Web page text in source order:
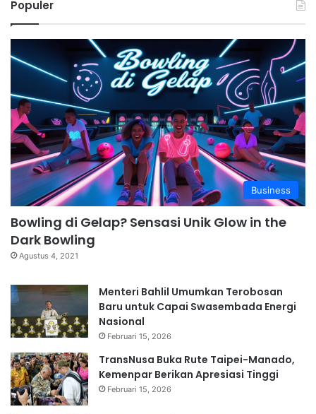
Populer
Business
Bowling di Gelap? Sensasi Unik Glow in the
Dark Bowling
Agustus 4, 2021
Menteri Bahlil Umumkan Terobosan
Baru untuk Capai Swasembada Energi
Nasional
Februari 15, 2026
TransNusa Buka Rute Taipei-Manado,
Kemenpar Berikan Apresiasi Tinggi
Februari 15, 2026